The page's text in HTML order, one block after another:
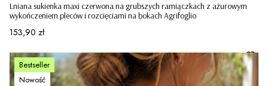
Lniana sukienka maxi czerwona na grubszych ramiączkach z ażurowym
wykończeniem pleców i rozcięciami na bokach Agrifoglio
Cena
153,90 zł
Bestseller
Nowość